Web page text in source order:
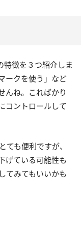
特徴を３つ紹介しま
ークを使う」など
んね。こればかり
コントロールして
ても便利ですが、
げている可能性も
てみてもいいかも